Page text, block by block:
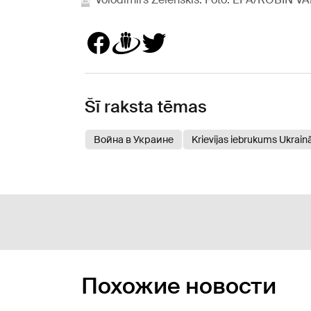
Šī raksta tēmas
Война в Украине Krievijas iebrukums
Похожие новости